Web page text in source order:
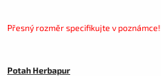
Přesný rozměr specifikujte v
Potah Herbapur